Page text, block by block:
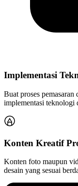
Implementasi
Buat proses
implementasi teknologi
Konten Kreatif
Konten foto maupun
desain yang sesuai